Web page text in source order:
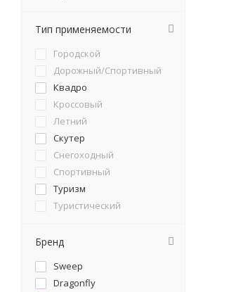
Тип применяемости
Городской
Дорожный/Спортивный
Квадро
Кроссовый
Летний
Скутер
Снегоходный
Спортивный
Туризм
Туристический
Бренд
Sweep
Dragonfly